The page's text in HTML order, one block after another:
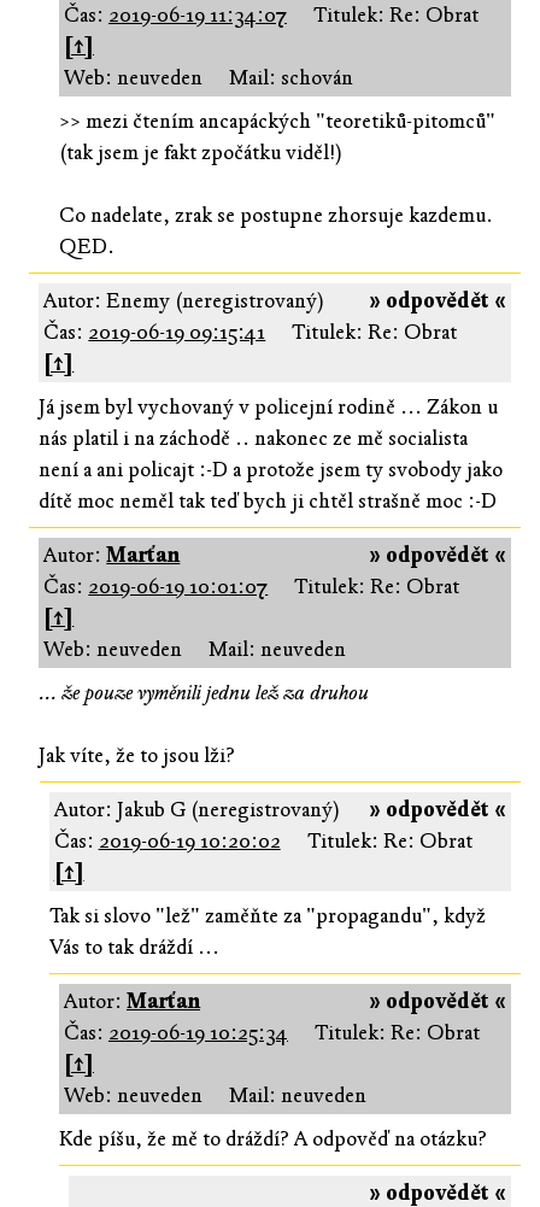
Čas: 2019-06-19 11:34:07
Titulek: Re: Obrat
[↑]
Web: neuveden
Mail: schován
>> mezi čtením ancapáckých "teoretiků-pitomců"
(tak jsem je fakt zpočátku viděl!)
Co nadelate, zrak se postupne zhorsuje kazdemu.
QED.
» odpovědět «
Autor: Enemy (neregistrovaný)
Čas: 2019-06-19 09:15:41
Titulek: Re: Obrat
[↑]
Já jsem byl vychovaný v policejní rodině ... Zákon u
nás platil i na záchodě .. nakonec ze mě socialista
není a ani policajt :-D a protože jsem ty svobody jako
dítě moc neměl tak teď bych ji chtěl strašně moc :-D
» odpovědět «
Autor:Marťan
Čas: 2019-06-19 10:01:07
Titulek: Re: Obrat
[↑]
Web: neuveden
Mail: neuveden
... že pouze vyměnili jednu lež za druhou
Jak víte, že to jsou lži?
» odpovědět «
Autor: Jakub G (neregistrovaný)
Čas: 2019-06-19 10:20:02
Titulek: Re: Obrat
[↑]
Tak si slovo "lež" zaměňte za "propagandu", když
Vás to tak dráždí ...
» odpovědět «
Autor: Marťan
Čas: 2019-06-19 10:25:34
Titulek: Re: Obrat
[↑]
Web: neuveden
Mail: neuveden
Kde píšu, že mě to dráždí? A odpověď na otázku?
» odpovědět «